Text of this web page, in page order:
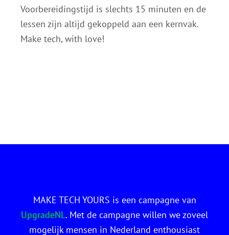
Voorbereidingstijd is slechts 15 minuten en de
lessen zijn altijd gekoppeld aan een kernvak.
Make tech, with love!
MAKE TECH YOURS is een campagne van
UpgradeNL. Met de campagne willen we zoveel
mogelijk mensen in Nederland enthousiast